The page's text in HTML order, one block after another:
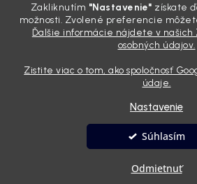
Zakliknutím "Nastavenie" získate
možnosti. Zvolené preferencie
Ďalšie informácie nájdete v našich
osobných údajov.
Zistite viac o tom, ako spoločnosť
údaje.
Nastavenie
Odmietnuť
Súhlasím
31.7.2026
Sobotné ráno, káva v ruke a pred vami
niekoho nuda, pre nás najlepší relax. Lenže
pokaziť náladu. Dobrá správa je, že aj profi
Vytvoril
nastavenie cookies